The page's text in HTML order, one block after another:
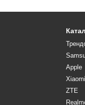
Apple
Xiaomi
ZTE